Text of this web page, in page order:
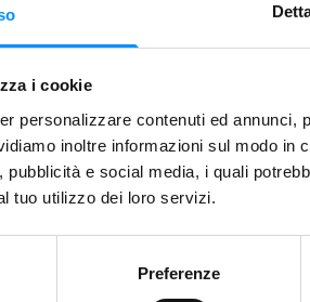
i cookie
personalizzare contenuti ed
inoltre informazioni sul modo
pubblicità e social media, i quali
tuo utilizzo dei loro servizi.
Preferenze
qui in basso e fai una nuova Proposta.